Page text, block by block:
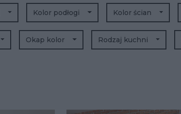
Kolor podłogi Kolor ścian
Okap kolor Rodzaj kuchni